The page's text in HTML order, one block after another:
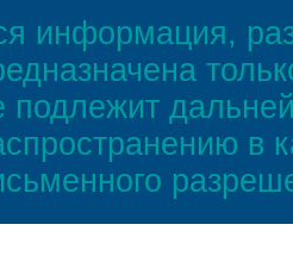
информация,
подлежит
в